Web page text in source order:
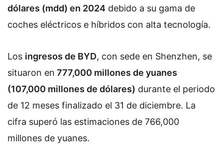
dólares (mdd) en 2024 debido a su gama de
coches eléctricos e híbridos con alta tecnología.
Los ingresos de BYD, con sede en Shenzhen, se
situaron en 777,000 millones de yuanes
(107,000 millones de dólares) durante el periodo
de 12 meses finalizado el 31 de diciembre. La
cifra superó las estimaciones de 766,000
millones de yuanes.